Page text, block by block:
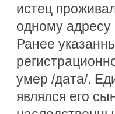
истец
одному адресу
Ранее
умер /дата/.
являлся его